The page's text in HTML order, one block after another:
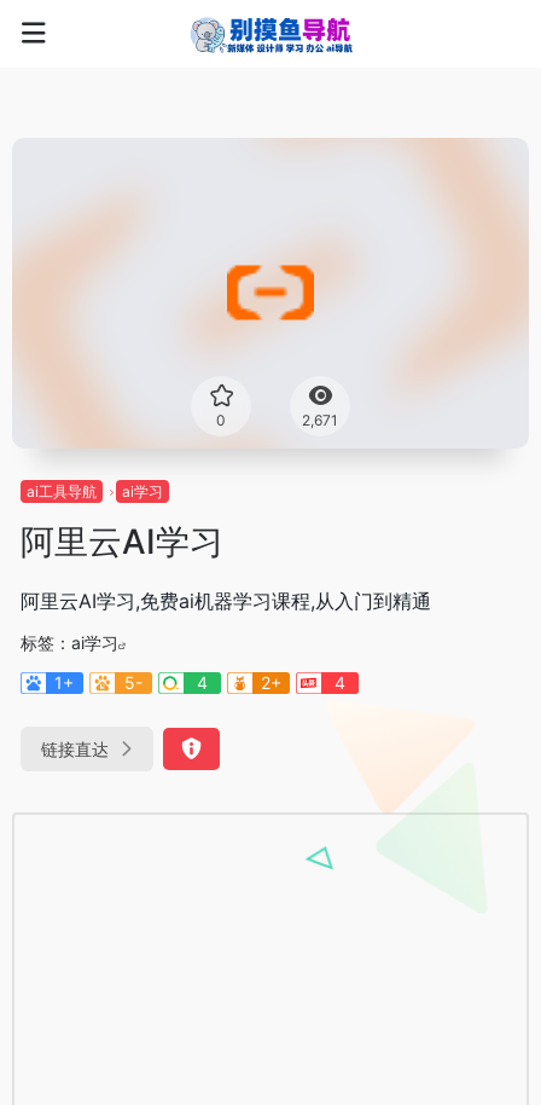
0 2,671
ai工具导航 ai学习
阿里云AI学习
阿里云AI学习,免费ai机器学习课程,从入门到精通
标签： ai学习
1+
5- 4 2+ 4
链接直达